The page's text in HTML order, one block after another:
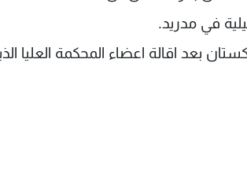
بعد اقالة اعضاء المحكمة العليا